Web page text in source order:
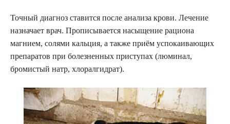
Точный диагноз ставится после анализа крови. Лечение
назначает врач. Прописывается насыщение рациона
магнием, солями кальция, а также приём успокаивающих
препаратов при болезненных приступах (люминал,
бромистый натр, хлоралгидрат).